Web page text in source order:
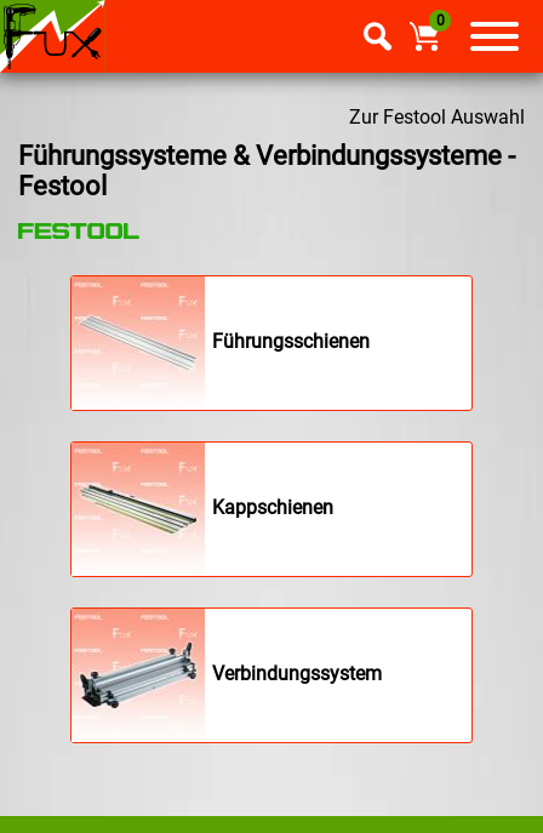
0
Führungssysteme & Verbindungssysteme -
Festool
Zur Festool Auswahl
Führungsschienen
Kappschienen
Verbindungssystem